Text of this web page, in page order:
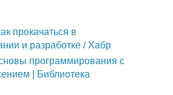
прокачаться в
и разработке / Хабр
программирования с
| Библиотека